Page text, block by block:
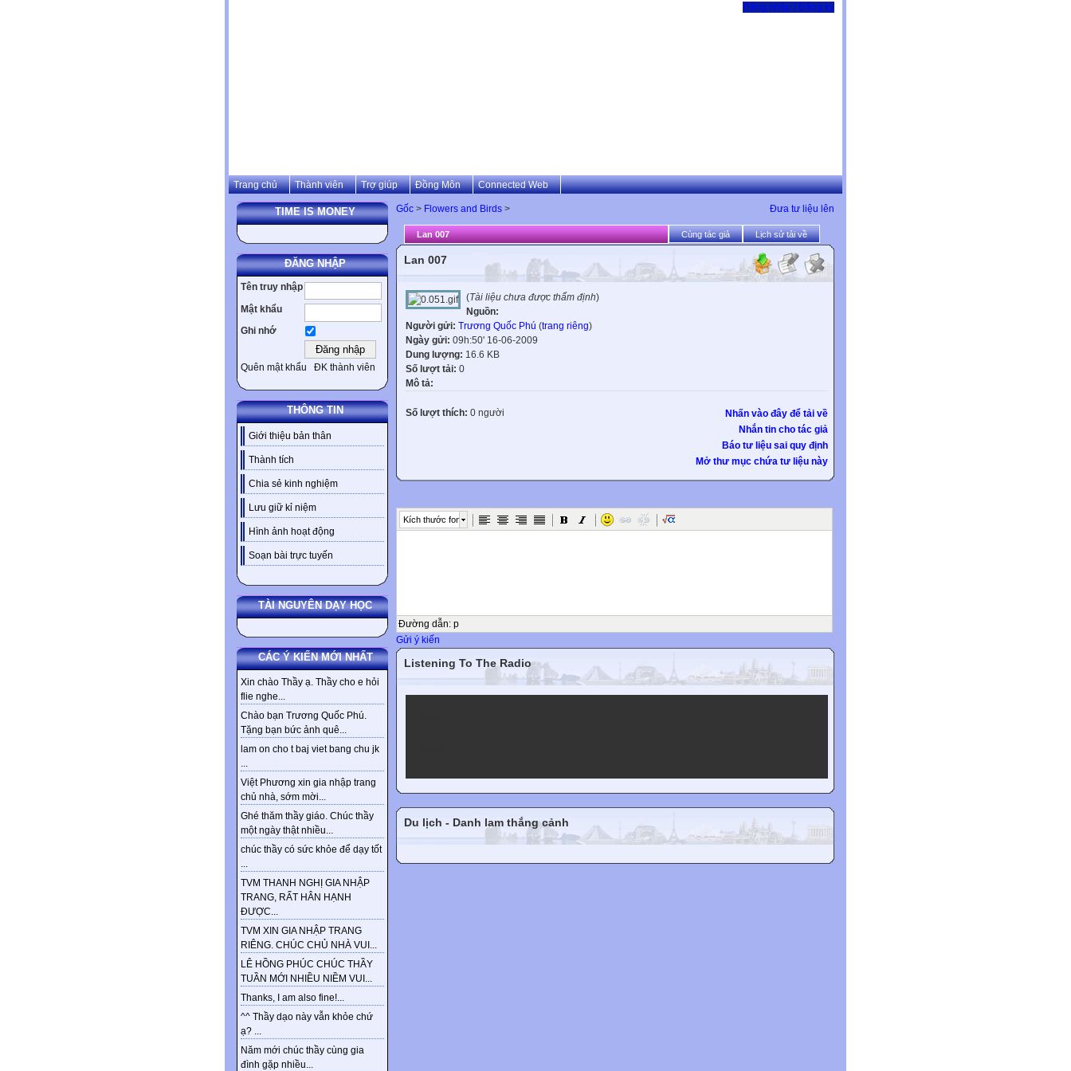
Đăng nhập / Đăng ký
Trang chủ Thành viên Trợ giúp Đồng Môn Connected Web
TIME IS MONEY
ĐĂNG NHẬP
Tên truy nhập
Mật khẩu
Ghi nhớ
Quên mật khẩu ĐK thành viên
THÔNG TIN
Giới thiệu bản thân
Thành tích
Chia sẻ kinh nghiệm
Lưu giữ kỉ niệm
Hình ảnh hoạt động
Soạn bài trực tuyến
TÀI NGUYÊN DẠY HỌC
CÁC Ý KIẾN MỚI NHẤT
Xin chào Thầy ạ. Thầy cho e hỏi
flie nghe...
Chào bạn Trương Quốc Phú.
Tặng bạn bức ảnh quê...
lam on cho t baj viet bang chu jk
...
Việt Phương xin gia nhập trang
chủ nhà, sớm mời...
Ghé thăm thầy giáo. Chúc thầy
một ngày thật nhiều...
chúc thầy có sức khỏe để dạy tốt
...
TVM THANH NGHỊ GIA NHẬP
TRANG, RẤT HÂN HẠNH
ĐƯỢC...
TVM XIN GIA NHẬP TRANG
RIÊNG. CHÚC CHỦ NHÀ VUI...
LÊ HỒNG PHÚC CHÚC THẦY
TUẦN MỚI NHIỀU NIỀM VUI...
Thanks, I am also fine!...
^^ Thầy dạo này vẫn khỏe chứ
ạ? ...
Năm mới chúc thầy cùng gia
đình gặp nhiều...
Đưa tư liệu lên
Gốc > Flowers and Birds >
Lan 007 Cùng tác giả Lịch sử tải về
Lan 007
(Tài liệu chưa được thẩm định)
Nguồn:
Người gửi: Trương Quốc Phú (trang riêng)
Ngày gửi: 09h:50' 16-06-2009
Dung lượng: 16.6 KB
Số lượt tải: 0
Mô tả:
Nhấn vào đây để tải về
Nhắn tin cho tác giả
Báo tư liệu sai quy định
Mở thư mục chứa tư liệu này
Số lượt thích: 0 người
Kích thước font
Đường dẫn: p
Gửi ý kiến
Listening To The Radio
Du lịch - Danh lam thắng cảnh